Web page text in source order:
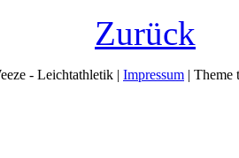
Zurück
- Leichtathletik | Impressum | Theme